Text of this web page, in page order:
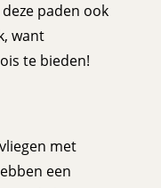
paden ook
want
te bieden!
met
een